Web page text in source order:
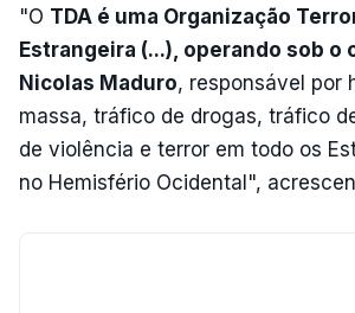
"O TDA é uma Organização
Estrangeira (...), operando sob o
Nicolas Maduro, responsável por
massa, tráfico de drogas, tráfico
de violência e terror em todo os
no Hemisfério Ocidental",